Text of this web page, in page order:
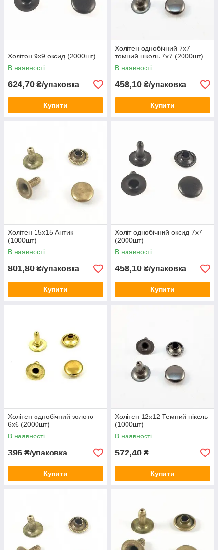
Холітен 9x9 оксид (2000шт)
В наявності
624,70 ₴/упаковка
Купити
Холітен однобічний 7х7
темний нікель 7х7 (2000шт)
В наявності
458,10 ₴/упаковка
Купити
Холітен 15x15 Антик
(1000шт)
В наявності
801,80 ₴/упаковка
Купити
Холіт однобічний оксид 7x7
(2000шт)
В наявності
458,10 ₴/упаковка
Купити
Холітен однобічний золото
6x6 (2000шт)
В наявності
396 ₴/упаковка
Купити
Холітен 12x12 Темний нікель
(1000шт)
В наявності
572,40 ₴
Купити